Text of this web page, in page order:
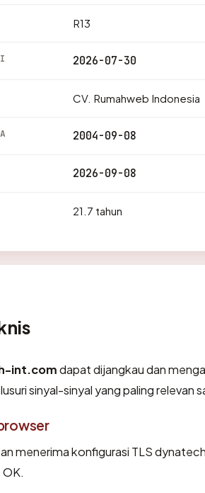
R13
2026-07-30
CV. Rumahweb Indonesia
2004-09-08
2026-09-08
21.7 tahun
int.comdapat dijangkau dan
sinyal-sinyal yang paling relevan
menerima konfigurasi TLS
OK.